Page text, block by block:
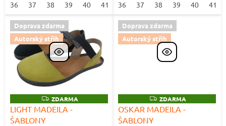
36 37 38 39 40 41 42
36 37 38 39 40 41
Doprava zdarma
Autorský střih
Z
D
A
ZDARMA
LIGHT MADEILA -
ŠABLONY
Doprava zdarma
Autorský střih
Z
D
A
ZDARMA
OSKAR MADEILA -
ŠABLONY